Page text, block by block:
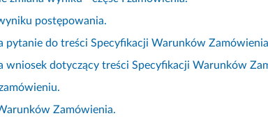
postępowania.
pytanie do treści Specyfikacji Warunków
wniosek dotyczący treści Specyfikacji Warunków
Zamówienia.